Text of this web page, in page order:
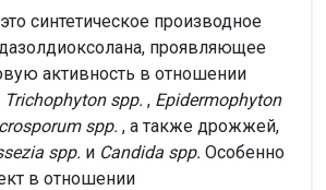
синтетическое производное
проявляющее
активность в отношении
Trichophyton spр. , Epidermophyton
spр. , а также дрожжей,
spp. и Candida spp. Особенно
в отношении